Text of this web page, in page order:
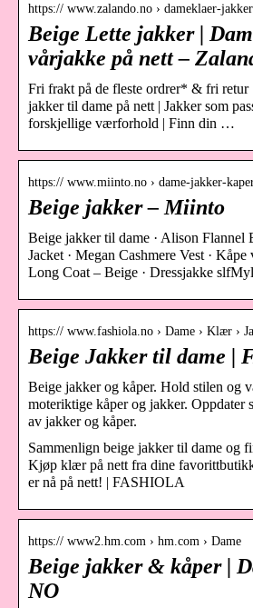
https:// www.zalando.no › dameklaer-
Beige Lette jakker |
vårjakke på nett –
Fri frakt på de fleste ordrer* & fri retur
jakker til dame på nett | Jakker som
forskjellige værforhold | Finn din …
https:// www.miinto.no › dame-jakker-
Beige jakker – Miinto
Beige jakker til dame · Alison Flannel
Jacket · Megan Cashmere Vest ·
Long Coat – Beige · Dressjakke
https:// www.fashiola.no › Dame › Klær ›
Beige Jakker til dame |
Beige jakker og kåper. Hold stilen og
moteriktige kåper og jakker. Oppdater
av jakker og kåper.
Sammenlign beige jakker til dame og
Kjøp klær på nett fra dine
er nå på nett! | FASHIOLA
https:// www2.hm.com › hm.com › Dame
Beige jakker & kåper |
NO